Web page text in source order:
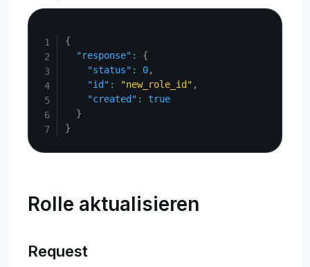
{
"response" :
{
"status" : 0,
"id" : "new_role_id" ,
"created" :
true
}
}
Rolle aktualisieren
Request